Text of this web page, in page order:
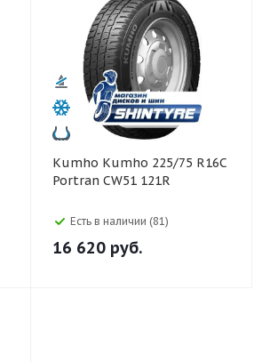
Kumho Kumho 225/75 R16C
Portran CW51 121R
Есть в наличии (81)
16 620 руб.